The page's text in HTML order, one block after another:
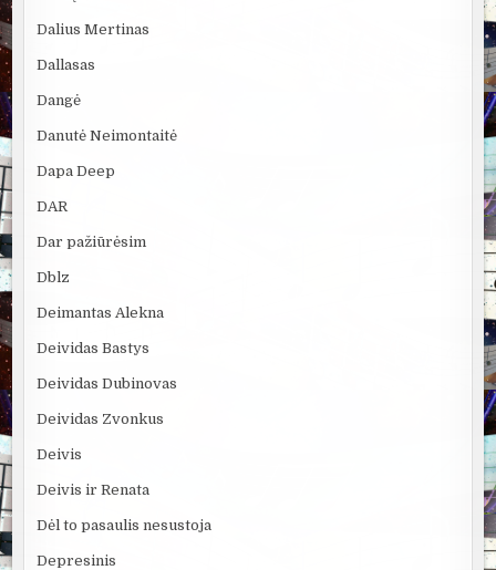
Dalius Mertinas
Dallasas
Dangė
Danutė Neimontaitė
Dapa Deep
DAR
Dar pažiūrėsim
Dblz
Deimantas Alekna
Deividas Bastys
Deividas Dubinovas
Deividas Zvonkus
Deivis
Deivis ir Renata
Dėl to pasaulis nesustoja
Depresinis